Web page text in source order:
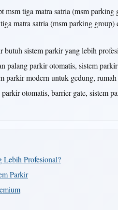
msm tiga matra satria (msm
matra satria (msm parking
butuh sistem parkir yang lebih
palang parkir otomatis, sistem
parkir modern untuk gedung,
otomatis, barrier gate, sistem
Lebih Profesional?
Parkir